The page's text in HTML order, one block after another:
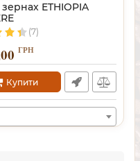
ETHIOPIA
(7)
ГРН
Купити